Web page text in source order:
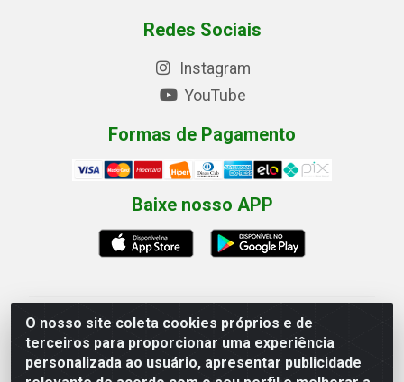
O nosso site coleta cookies próprios e de
terceiros para proporcionar uma experiência
personalizada ao usuário, apresentar publicidade
Redes Sociais
Instagram
YouTube
Formas de Pagamento
Baixe nosso APP
Eletrofarias Materiais Eletricos - Av. Jorn. Assis
Chateaubriand, 2500 - Distrito Industrial, Campina
Grande/PB - CEP 58.410-062 - CNPJ 12.110.462/0001-